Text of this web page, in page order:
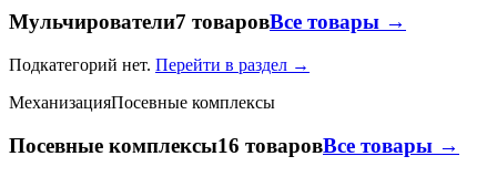
Мульчирователи7 товаровВсе товары →
Подкатегорий нет. Перейти в раздел →
МеханизацияПосевные комплексы
Посевные комплексы16 товаровВсе товары →